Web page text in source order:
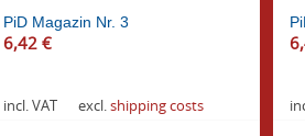
PiD Magazin Nr. 3
6,42€
incl. VAT excl.shipping costs